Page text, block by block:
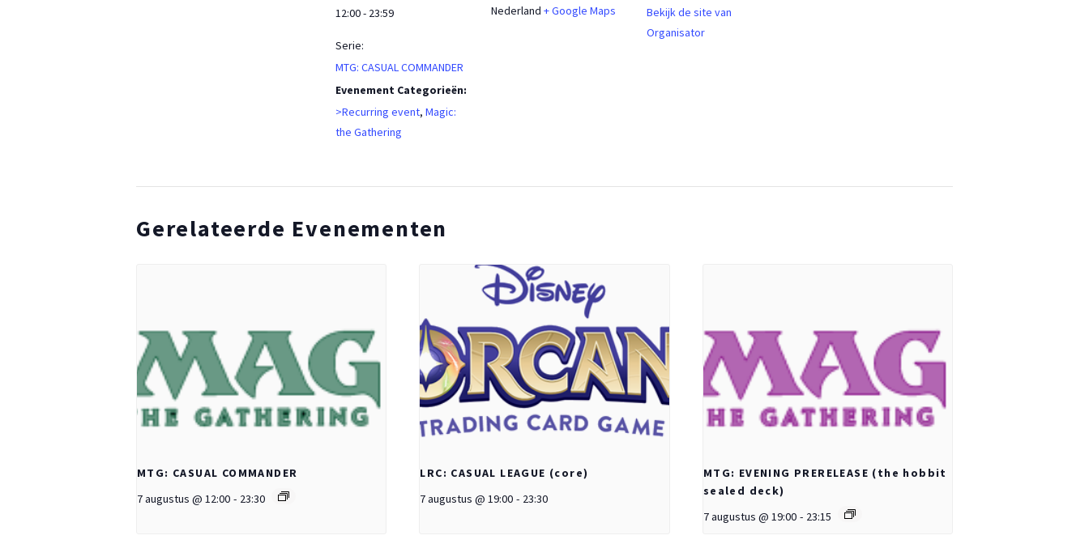
12:00 - 23:59
Serie:
MTG: CASUAL COMMANDER
Evenement Categorieën:
>Recurring event, Magic:
the Gathering
Nederland + Google Maps
Bekijk de site van
Organisator
Gerelateerde Evenementen
MTG: CASUAL COMMANDER
7 augustus @ 12:00 - 23:30
LRC: CASUAL LEAGUE (core)
7 augustus @ 19:00 - 23:30
MTG: EVENING PRERELEASE (the hobbit
sealed deck)
7 augustus @ 19:00 - 23:15